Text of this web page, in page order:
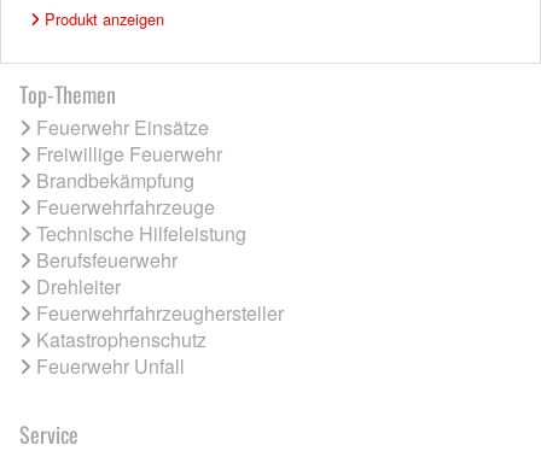
Produkt anzeigen
Top-Themen
Feuerwehr Einsätze
Freiwillige Feuerwehr
Brandbekämpfung
Feuerwehrfahrzeuge
Technische Hilfeleistung
Berufsfeuerwehr
Drehleiter
Feuerwehrfahrzeughersteller
Katastrophenschutz
Feuerwehr Unfall
Service